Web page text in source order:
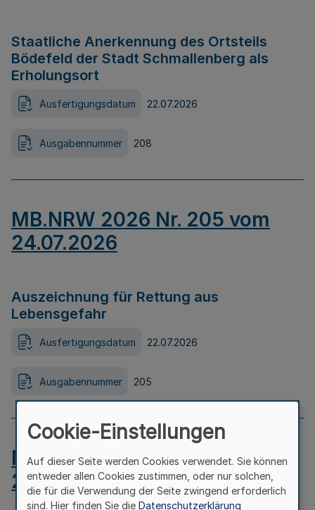
Staatliche Anerkennung des Ortsteils
Bödefeld der Stadt Schmallenberg als
Erholungsort
Ausfertigungsdatum 22.07.2026
Ausgabennummer 208
MB.NRW 2026 Nr. 205 vom
24.07.2026
Auszeichnung für Rettung aus
Lebensgefahr
Ausfertigungsdatum 22.07.2026
Ausgabennummer 205
MB.NRW 2026 Nr. 204 vom
24.07.2026
Cookie-Einstellungen
Auf dieser Seite werden Cookies verwendet. Sie können
entweder allen Cookies zustimmen, oder nur solchen,
die für die Verwendung der Seite zwingend erforderlich
sind. Hier finden Sie die Datenschutzerklärung